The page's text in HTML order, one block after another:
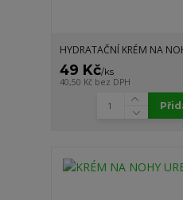
HYDRATAČNÍ KRÉM NA
49 Kč/ks
40,50 Kč bez DPH